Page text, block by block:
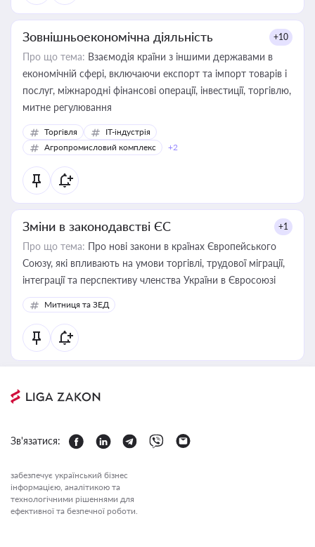
Зовнішньоекономічна діяльність +10
Про що тема: Взаємодія країни з іншими державами в
економічній сфері, включаючи експорт та імпорт товарів і
послуг, міжнародні фінансові операції, інвестиції, торгівлю,
митне регулювання
Торгівля
IT-індустрія
Агропромисловий комплекс
+2
Зміни в законодавстві ЄС +1
Про що тема: Про нові закони в країнах Європейського
Союзу, які впливають на умови торгівлі, трудової міграції,
інтеграції та перспективу членства України в Євросоюзі
Митниця та ЗЕД
Зв'язатися:
забезпечує український бізнес
інформацією, аналітикою та
технологічними рішеннями для
ефективної та безпечної роботи.